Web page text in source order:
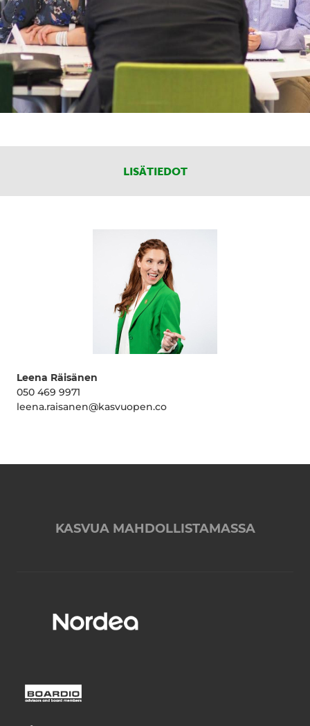
LISÄTIEDOT
Leena Räisänen
050 469 9971
leena.raisanen@kasvuopen.co
KASVUA MAHDOLLISTAMASSA